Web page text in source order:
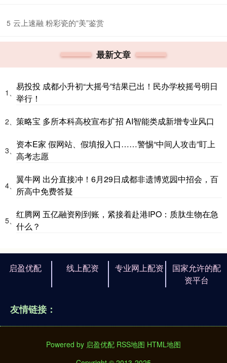
5 ​云上速融 粉彩瓷的“美”鉴赏
最新文章
1、
易投投 成都小升初“大摇号”结果已出！民办学校摇号明日
举行！
2、 策略宝 多所本科高校宣布扩招 AI智能类成新增专业风口
3、
资本E家 假网站、假填报入口……警惕“中间人攻击”盯上
高考志愿
4、
翼牛网 出分直接冲！6月29日成都非遗博览园中招会，百
所高中免费答疑
5、
红腾网 五亿融资刚到账，紧接着赴港IPO：质肽生物在急
什么？
启盈优配 线上配资 专业网上配资
国家允许的配
资平台
友情链接：
Powered by 启盈优配 RSS地图 HTML地图